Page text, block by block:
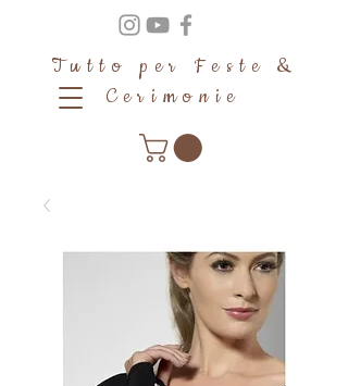
Tutto per Feste &
Cerimonie